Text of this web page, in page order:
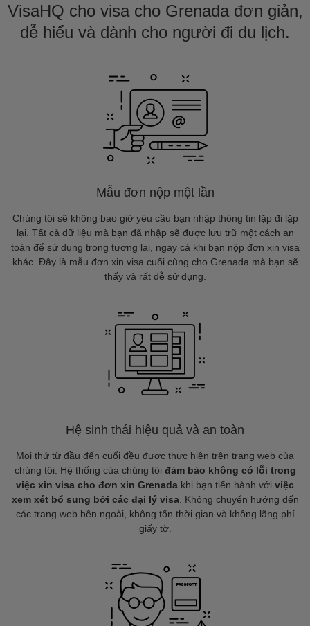
VisaHQ cho visa cho Grenada đơn giản,
dễ hiểu và dành cho người đi du lịch.
Mẫu đơn nộp một lần
Chúng tôi sẽ không bao giờ yêu cầu bạn nhập thông tin lặp đi lặp
lại. Tất cả dữ liệu mà bạn đã nhập sẽ được lưu trữ một cách an
toàn để sử dụng trong tương lai, ngay cả khi bạn nộp đơn xin visa
khác. Đây là mẫu đơn xin visa cuối cùng cho Grenada mà bạn sẽ
thấy và rất dễ sử dụng.
Hệ sinh thái hiệu quả và an toàn
Mọi thứ từ đầu đến cuối đều được thực hiện trên trang web của
chúng tôi. Hệ thống của chúng tôi đảm bảo không có lỗi trong
việc xin visa cho đơn xin Grenada khi bạn tiến hành với việc
xem xét bổ sung bởi các đại lý visa. Không chuyển hướng đến
các trang web bên ngoài, không tốn thời gian và không lãng phí
giấy tờ.